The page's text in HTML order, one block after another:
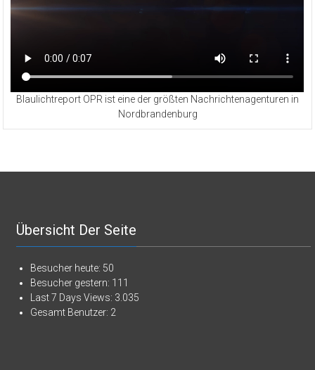
Blaulichtreport OPR ist eine der größten Nachrichtenagenturen in
Nordbrandenburg
Übersicht Der Seite
Besucher heute: 50
Besucher gestern: 111
Last 7 Days Views: 3.035
Gesamt Benutzer: 2